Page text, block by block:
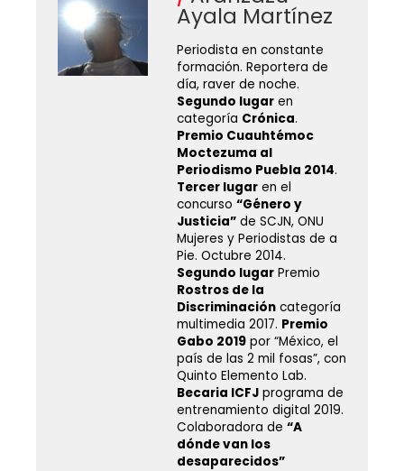
Ayala Martínez
Periodista en constante
formación. Reportera de
día, raver de noche.
Segundo lugaren
categoría Crónica.
Premio Cuauhtémoc
Moctezuma al
Periodismo Puebla 2014.
Tercer lugaren el
concurso “Género y
Justicia”de SCJN, ONU
Mujeres y Periodistas de a
Pie. Octubre 2014.
Segundo lugarPremio
Rostros de la
Discriminacióncategoría
multimedia 2017. Premio
Gabo 2019por “México, el
país de las 2 mil fosas”, con
Quinto Elemento Lab.
Becaria ICFJprograma de
entrenamiento digital 2019.
Colaboradora de “A
dónde van los
desaparecidos”